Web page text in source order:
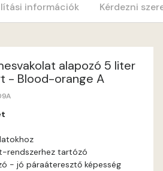
Cobalt A
Corn A
információk Kérdezni
alapozó 5 liter
- Blood-orange A
rendszerhez tartózó
- jó páraáteresztő képesség